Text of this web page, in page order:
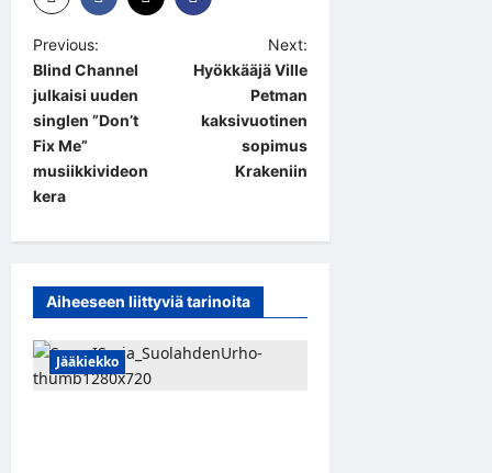
P
o
s
t
n
i
g
a
t
Previous:
Blind Channel
julkaisi uuden
singlen ”Don’t
Fix Me”
musiikkivideon
kera
Next:
Hyökkääjä Ville
Petman
kaksivuotinen
sopimus
Krakeniin
Aiheeseen liittyviä tarinoita
Jääkiekko